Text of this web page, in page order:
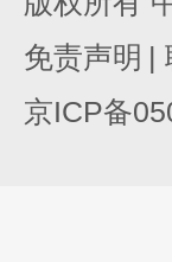
免责声明 |
京ICP备